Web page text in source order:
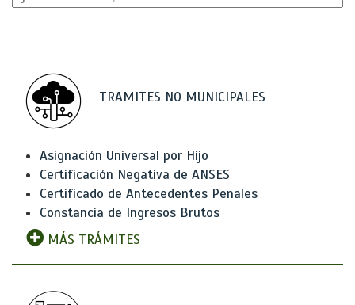
TRAMITES NO MUNICIPALES
Asignación Universal por Hijo
Certificación Negativa de ANSES
Certificado de Antecedentes Penales
Constancia de Ingresos Brutos
MÁS TRÁMITES